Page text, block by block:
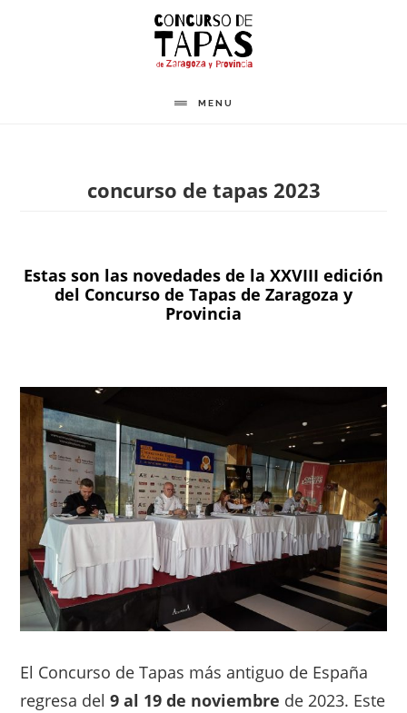
MENU
concurso de tapas 2023
Estas son las novedades de la XXVIII edición
del Concurso de Tapas de Zaragoza y
Provincia
El Concurso de Tapas más antiguo de España
regresa del9 al 19 de noviembre de 2023. Este